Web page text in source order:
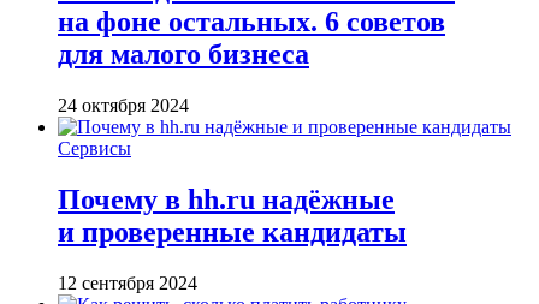
на фоне остальных. 6 советов
для малого бизнеса
24 октября 2024
Сервисы
Почему в hh.ru надёжные
и проверенные кандидаты
12 сентября 2024